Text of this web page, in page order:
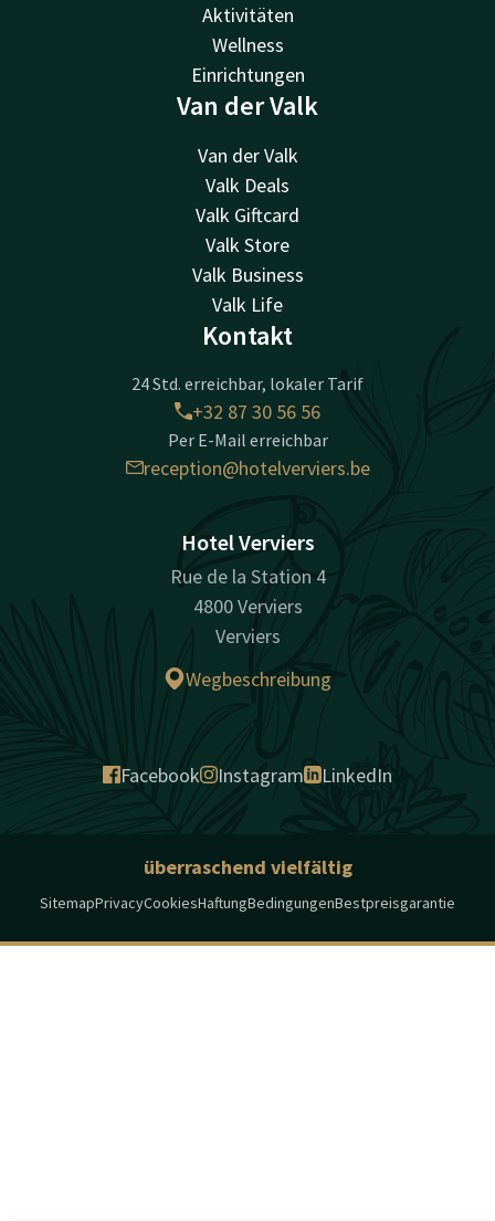
Aktivitäten
Wellness
Einrichtungen
Van der Valk
Van der Valk
Valk Deals
Valk Giftcard
Valk Store
Valk Business
Valk Life
Kontakt
24 Std. erreichbar, lokaler Tarif
+32 87 30 56 56
Per E-Mail erreichbar
reception@hotelverviers.be
Hotel Verviers
Rue de la Station 4
4800 Verviers
Verviers
Wegbeschreibung
Facebook Instagram LinkedIn
überraschend vielfältig
SitemapPrivacyCookiesHaftungBedingungenBestpreisgarantie